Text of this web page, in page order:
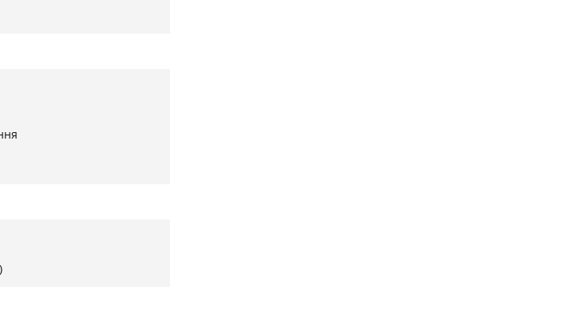
енергетики, створена
З номінальною
здатна одночасно
до пральних машин
критично важливо під